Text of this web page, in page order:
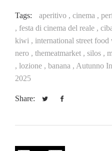
Tags: aperitivo , cinema ,
, festa di cinema del reale ,
kiwi , international street food
nero , themeatmarket , silos ,
, lozione , banana , Autunno
2025
Share: